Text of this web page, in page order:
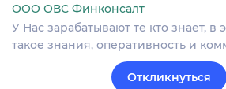
ООО ОВС Финконсалт
У Нас зарабатывают те кто знает, в
такое знания, оперативность и
Откликнуться